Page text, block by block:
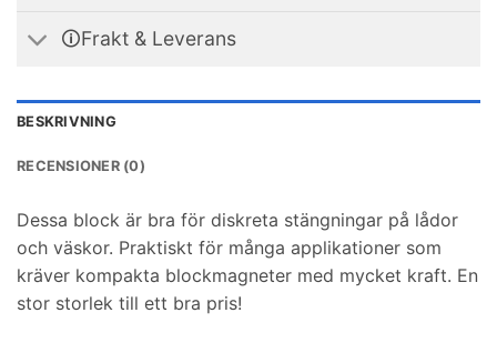
🛈Frakt & Leverans
BESKRIVNING
RECENSIONER (0)
Dessa block är bra för diskreta stängningar på lådor
och väskor. Praktiskt för många applikationer som
kräver kompakta blockmagneter med mycket kraft. En
stor storlek till ett bra pris!